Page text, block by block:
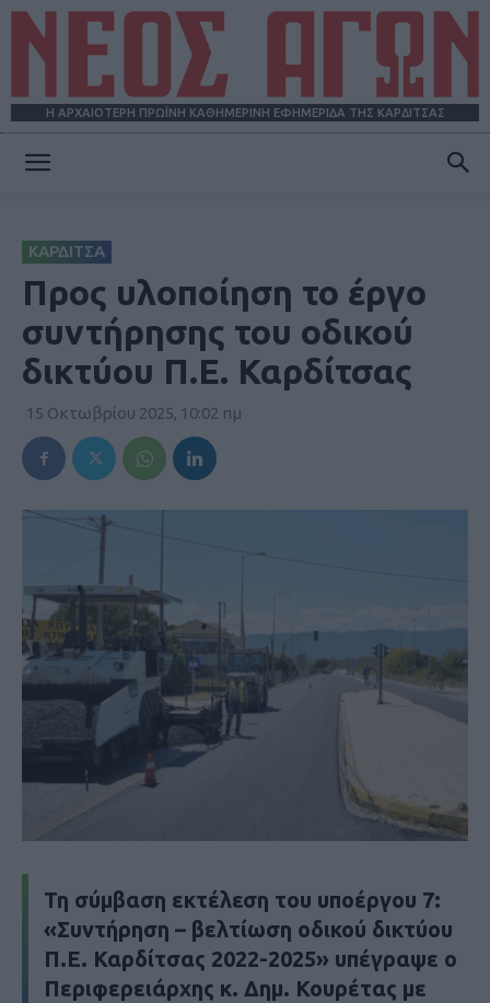
Η ΑΡΧΑΙΟΤΕΡΗ ΠΡΩΪΝΗ ΚΑΘΗΜΕΡΙΝΗ ΕΦΗΜΕΡΙΔΑ ΤΗΣ ΚΑΡΔΙΤΣΑΣ
ΚΑΡΔΙΤΣΑ
Προς υλοποίηση το έργο
συντήρησης του οδικού
δικτύου Π.Ε. Καρδίτσας
15 Οκτωβρίου 2025, 10:02 πμ
Τη σύμβαση εκτέλεση του υποέργου 7:
«Συντήρηση – βελτίωση οδικού δικτύου
Π.Ε. Καρδίτσας 2022-2025» υπέγραψε ο
Περιφερειάρχης κ. Δημ. Κουρέτας με